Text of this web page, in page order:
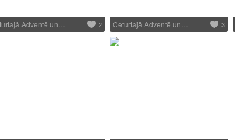
Adventē un… 2 Ceturtajā Adventē un… 3